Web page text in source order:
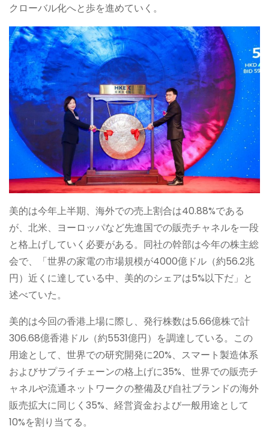
クローバル化へと歩を進めていく。
美的は今年上半期、海外での売上割合は40.88%である
が、北米、ヨーロッパなど先進国での販売チャネルを一段
と格上げしていく必要がある。同社の幹部は今年の株主総
会で、「世界の家電の市場規模が4000億ドル（約56.2兆
円）近くに達している中、美的のシェアは5%以下だ」と
述べていた。
美的は今回の香港上場に際し、発行株数は5.66億株で計
306.68億香港ドル（約5531億円）を調達している。この
用途として、世界での研究開発に20%、スマート製造体系
およびサプライチェーンの格上げに35%、世界での販売チ
ャネルや流通ネットワークの整備及び自社ブランドの海外
販売拡大に同じく35%、経営資金および一般用途として
10%を割り当てる。